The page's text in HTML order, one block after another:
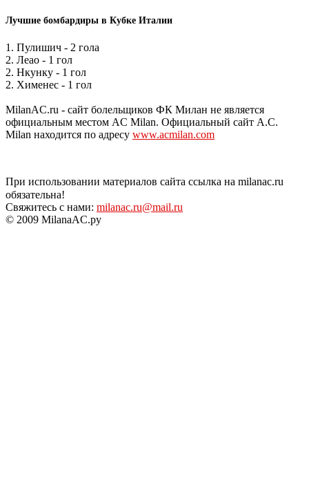
Лучшие бомбардиры в Кубке Италии
1. Пулишич - 2 гола
2. Леао - 1 гол
2. Нкунку - 1 гол
2. Хименес - 1 гол
MilanAC.ru - сайт болельщиков ФК Милан не является
официальным местом AC Milan. Официальный сайт A.C.
Milan находится по адресу www.acmilan.com
При использовании материалов сайта ссылка на milanac.ru
обязательна!
Свяжитесь с нами: milanac.ru@mail.ru
© 2009 MilanaAC.ру